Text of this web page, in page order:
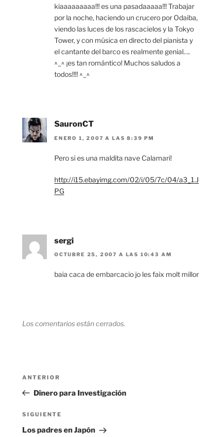
kiaaaaaaaaa!!! es una pasadaaaaa!!! Trabajar
por la noche, haciendo un crucero por Odaiba,
viendo las luces de los rascacielos y la Tokyo
Tower, y con música en directo del pianista y
el cantante del barco es realmente genial….
^_^ ¡es tan romántico! Muchos saludos a
todos!!!! ^_^
SauronCT
ENERO 1, 2007 A LAS 8:39 PM
Pero si es una maldita nave Calamari!
http://i15.ebayimg.com/02/i/05/7c/04/a3_1.J
PG
sergi
OCTUBRE 25, 2007 A LAS 10:43 AM
baia caca de embarcacio jo les faix molt millor
Los comentarios están cerrados.
entradas
Entrada
anterior:
ANTERIOR
Dinero para Investigación
Siguiente
entrada
SIGUIENTE
Los padres en Japón